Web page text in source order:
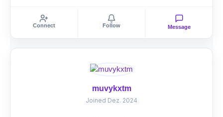
Connect Follow Message
muvykxtm
Joined Dez. 2024